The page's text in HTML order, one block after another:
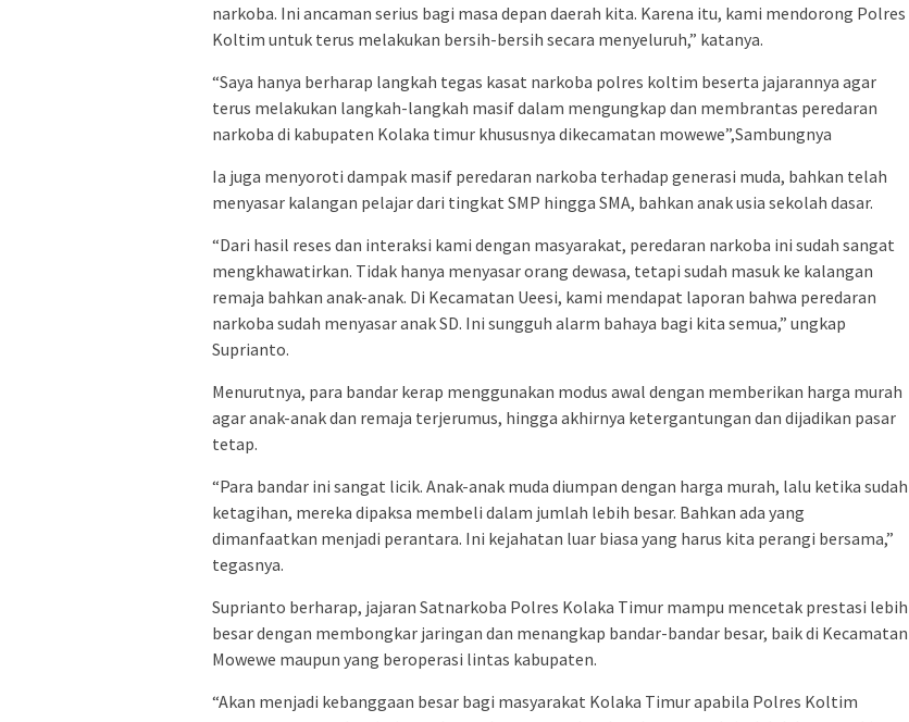
narkoba. Ini ancaman serius bagi masa depan daerah kita. Karena itu, kami mendorong Polres
Koltim untuk terus melakukan bersih-bersih secara menyeluruh,” katanya.
“Saya hanya berharap langkah tegas kasat narkoba polres koltim beserta jajarannya agar
terus melakukan langkah-langkah masif dalam mengungkap dan membrantas peredaran
narkoba di kabupaten Kolaka timur khususnya dikecamatan mowewe”,Sambungnya
Ia juga menyoroti dampak masif peredaran narkoba terhadap generasi muda, bahkan telah
menyasar kalangan pelajar dari tingkat SMP hingga SMA, bahkan anak usia sekolah dasar.
“Dari hasil reses dan interaksi kami dengan masyarakat, peredaran narkoba ini sudah sangat
mengkhawatirkan. Tidak hanya menyasar orang dewasa, tetapi sudah masuk ke kalangan
remaja bahkan anak-anak. Di Kecamatan Ueesi, kami mendapat laporan bahwa peredaran
narkoba sudah menyasar anak SD. Ini sungguh alarm bahaya bagi kita semua,” ungkap
Suprianto.
Menurutnya, para bandar kerap menggunakan modus awal dengan memberikan harga murah
agar anak-anak dan remaja terjerumus, hingga akhirnya ketergantungan dan dijadikan pasar
tetap.
“Para bandar ini sangat licik. Anak-anak muda diumpan dengan harga murah, lalu ketika sudah
ketagihan, mereka dipaksa membeli dalam jumlah lebih besar. Bahkan ada yang
dimanfaatkan menjadi perantara. Ini kejahatan luar biasa yang harus kita perangi bersama,”
tegasnya.
Suprianto berharap, jajaran Satnarkoba Polres Kolaka Timur mampu mencetak prestasi lebih
besar dengan membongkar jaringan dan menangkap bandar-bandar besar, baik di Kecamatan
Mowewe maupun yang beroperasi lintas kabupaten.
“Akan menjadi kebanggaan besar bagi masyarakat Kolaka Timur apabila Polres Koltim